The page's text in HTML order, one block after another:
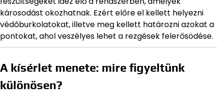
károsodást okozhatnak. Ezért előre el kellett helyezni
védőburkolatokat, illetve meg kellett határozni azokat a
pontokat, ahol veszélyes lehet a rezgések felerősödése.
A kísérlet menete: mire figyeltünk
különösen?